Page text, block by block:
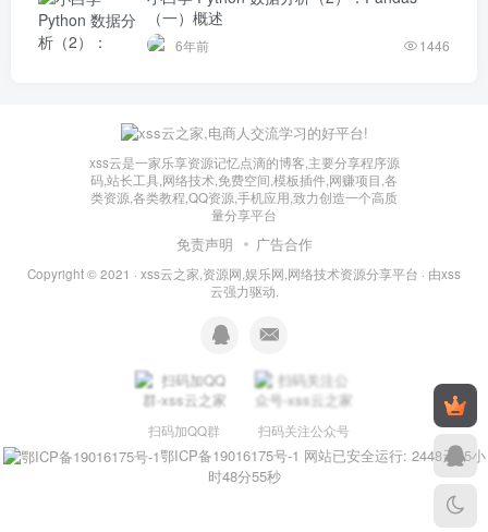
（一）概述
6年前 1446
xss云是一家乐享资源记忆点滴的博客,主要分享程序源
码,站长工具,网络技术,免费空间,模板插件,网赚项目,各
类资源,各类教程,QQ资源,手机应用,致力创造一个高质
量分享平台
免责声明 广告合作
Copyright © 2021 · xss云之家,资源网,娱乐网,网络技术资源分享平台 · 由xss
云强力驱动.
扫码加QQ群 扫码关注公众号
鄂ICP备19016175号-1 网站已安全运行: 2448天15小
时48分56秒